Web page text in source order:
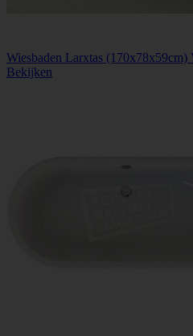
Wiesbaden Larxtas
Bekijken